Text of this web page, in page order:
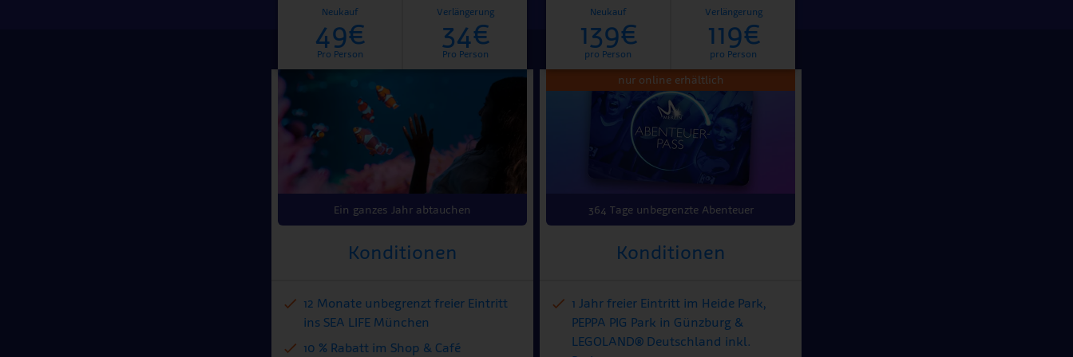
Neukauf
49€
Pro Person
Verlängerung
34€
Pro Person
Ein ganzes Jahr abtauchen
Konditionen
12 Monate unbegrenzt freier Eintritt
ins SEA LIFE München
10 % Rabatt im Shop & Café
Neukauf
139€
pro Person
Verlängerung
119€
pro Person
nur online erhältlich
364 Tage unbegrenzte Abenteuer
Konditionen
1 Jahr freier Eintritt im Heide Park,
PEPPA PIG Park in Günzburg &
LEGOLAND® Deutschland inkl.